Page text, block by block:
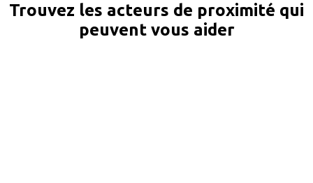
Trouvez les acteurs de proximité qui
peuvent vous aider